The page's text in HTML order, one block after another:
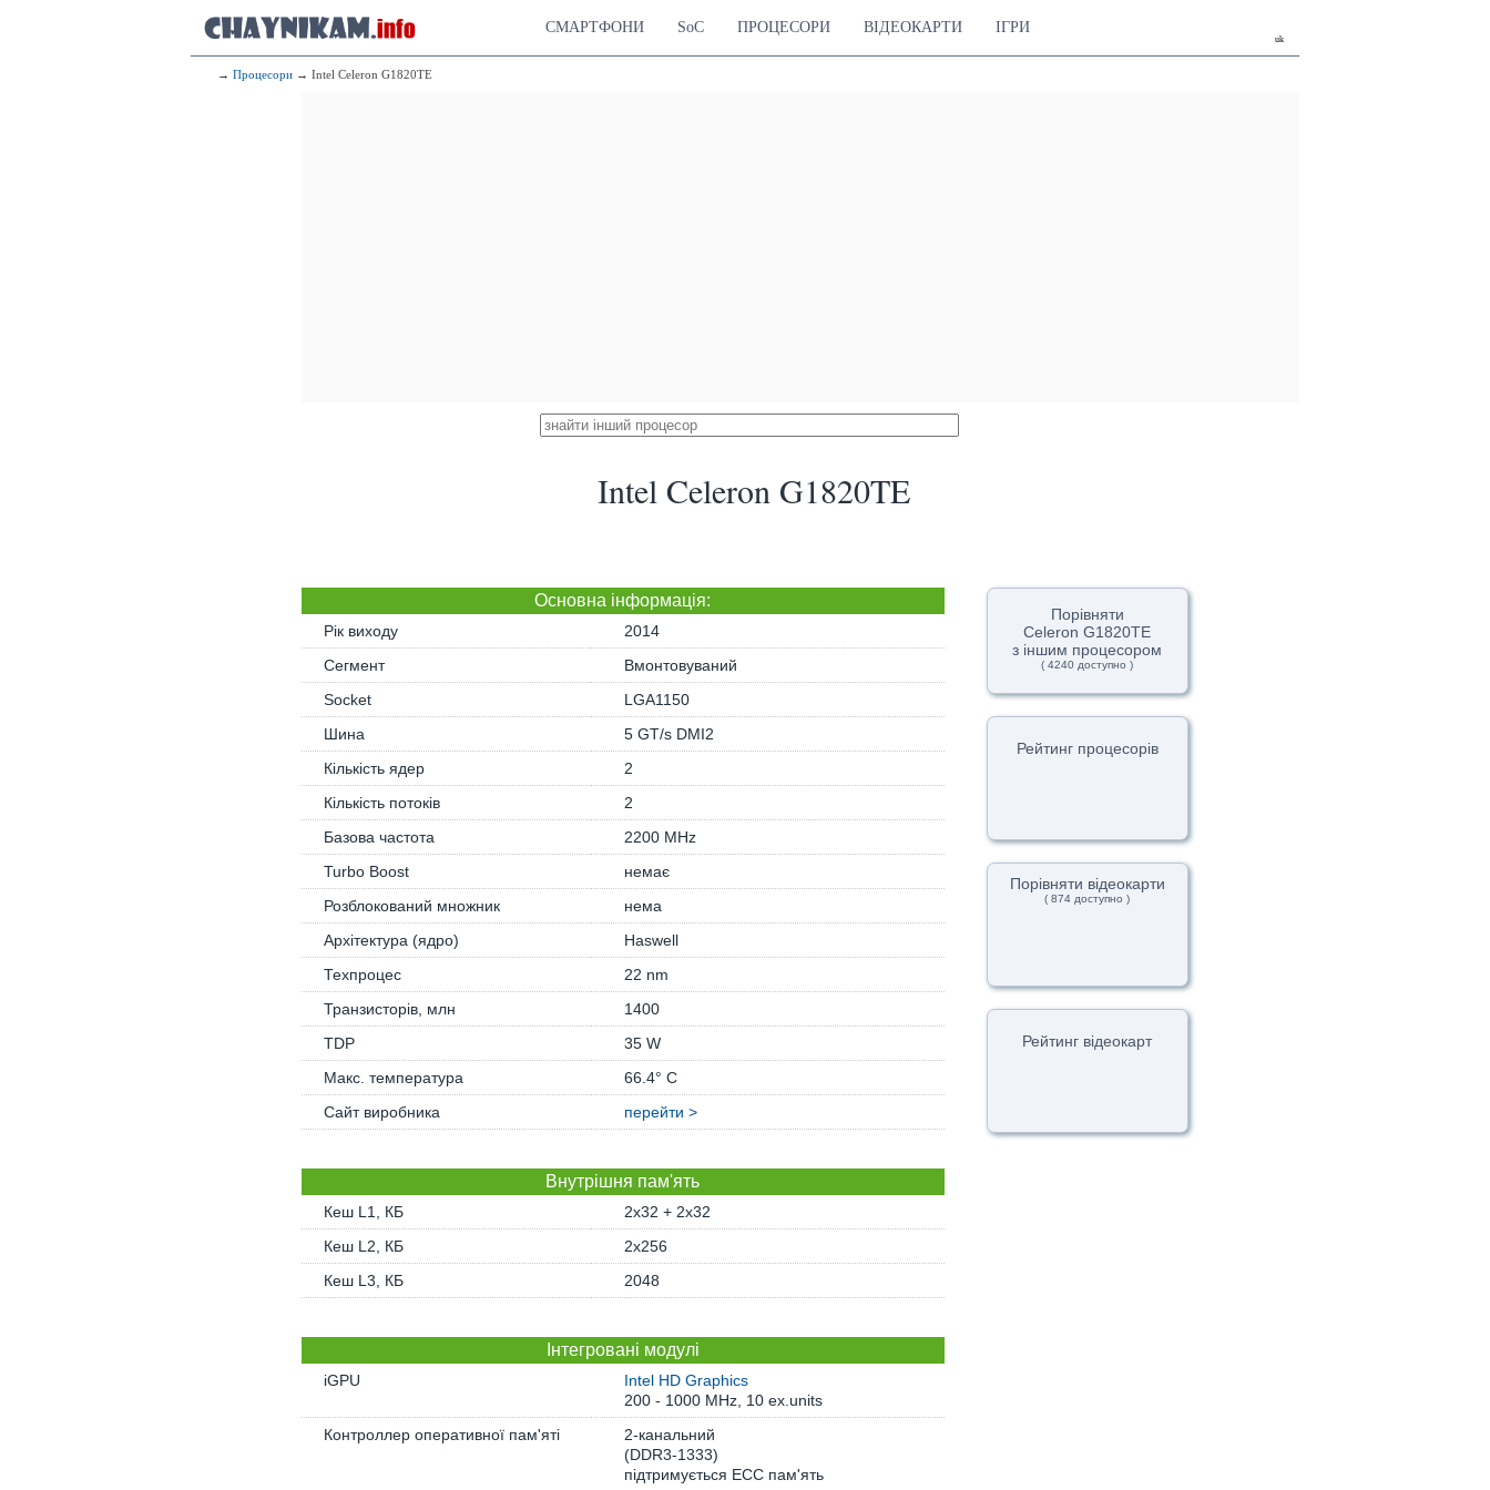
uk
СМАРТФОНИ SoC ПРОЦЕСОРИ ВІДЕОКАРТИ ІГРИ
→ Процесори → Intel Celeron G1820TE
Intel Celeron G1820TE
Основна iнформація:
Рік виходу
2014
Сегмент
Вмонтовуваний
Socket
LGA1150
Шина
5 GT/s DMI2
Кількість ядер
2
Кількість потоків
2
Базова частота
2200 MHz
Turbo Boost
немає
Розблокований множник
нема
Архітектура (ядро)
Haswell
Техпроцес
22 nm
Транзисторів, млн
1400
TDP
35 W
Макс. температура
66.4° C
Сайт виробника
перейти >
Внутрішня пам'ять
Кеш L1, КБ
2x32 + 2x32
Кеш L2, КБ
2x256
Кеш L3, КБ
2048
Інтегровані модулі
iGPU
Intel HD Graphics
200 - 1000 MHz, 10 ex.units
Контроллер оперативної пам'яті
2-канальний
(DDR3-1333)
підтримується ECC пам'ять
Порівняти
Celeron G1820TE
з іншим процесором
( 4240 доступно )
Рейтинг процесорів
Порівняти відеокарти
( 874 доступно )
Рейтинг відеокарт